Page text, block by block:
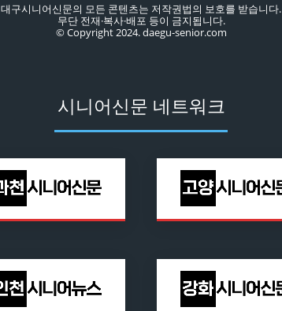
대구시니어신문의 모든 콘텐츠는 저작권법의 보호를 받습니다.
무단 전재·복사·배포 등이 금지됩니다.
© Copyright 2024. daegu-senior.com
시니어신문 네트워크